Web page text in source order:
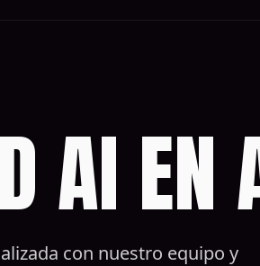
AI EN
con nuestro equipo y